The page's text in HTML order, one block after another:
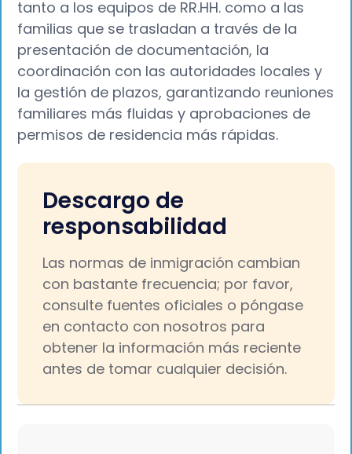
tanto a los equipos de RR.HH. como a las
familias que se trasladan a través de la
presentación de documentación, la
coordinación con las autoridades locales y
la gestión de plazos, garantizando reuniones
familiares más fluidas y aprobaciones de
permisos de residencia más rápidas.
Descargo de
responsabilidad
Las normas de inmigración cambian
con bastante frecuencia; por favor,
consulte fuentes oficiales o póngase
en contacto con nosotros para
obtener la información más reciente
antes de tomar cualquier decisión.